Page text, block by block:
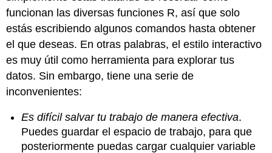
funcionan las diversas funciones R, así que solo
estás escribiendo algunos comandos hasta obtener
el que deseas. En otras palabras, el estilo interactivo
es muy útil como herramienta para explorar tus
datos. Sin embargo, tiene una serie de
inconvenientes:
Es difícil salvar tu trabajo de manera efectiva.
Puedes guardar el espacio de trabajo, para que
posteriormente puedas cargar cualquier variable